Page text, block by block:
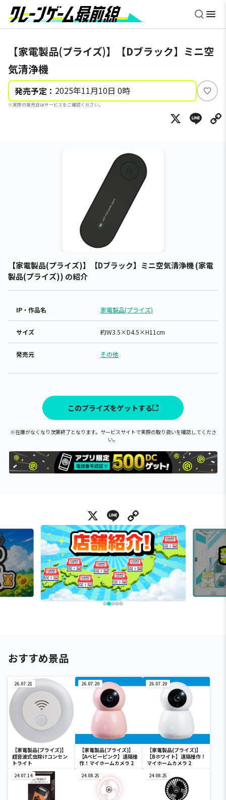
【家電製品(プライズ)】【Dブラック】ミニ空
気清浄機
発売予定： 2025年11月10日 0時
※実際の発売日はサービスをご確認ください。
い
ね
X
【家電製品(プライズ)】【Dブラック】ミニ空気清浄機 (家電
製品(プライズ)) の紹介
IP・作品名 家電製品(プライズ)
サイズ 約W3.5×D4.5×H11cm
発売元 その他
このプライズをゲットする
※在庫がなくなり次第終了となります。サービスサイトで実際の取り扱いを確認してくださ
い。
X Line
おすすめ景品
26.07.21
【家電製品(プライズ)】
超音波式虫除けコンセン
トライト
26.07.20
【家電製品(プライズ)】
【Aベビーピンク】遠隔操
作！マイホームカメラ 2
26.07.20
【家電製品(プライズ)】
【Bホワイト】遠隔操作！
マイホームカメラ 2
24.07.14 24.08.25 24.08.25